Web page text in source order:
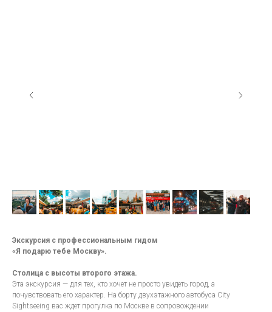
Экскурсия с профессиональным гидом
«Я подарю тебе Москву».
Столица с высоты второго этажа.
Эта экскурсия — для тех, кто хочет не просто увидеть город, а
почувствовать его характер. На борту двухэтажного автобуса City
Sightseeing вас ждет прогулка по Москве в сопровождении